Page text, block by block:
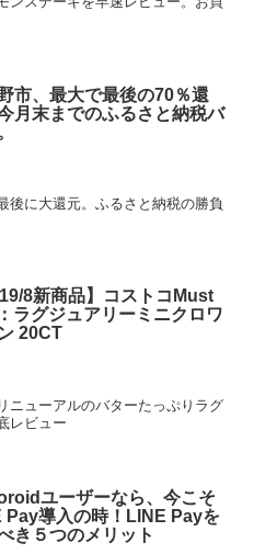
市、最大で最後の70％還
月末までのふるさと納税バ
後に大還元。ふるさと納税の勝負
8新商品】コストコMust
ラグジュアリーミニクロワ
20CT
ニューアルのバターたっぷりラグ
レビュー
ユーザーなら、今こそ
Pay導入の時！LINE Payを
き５つのメリット